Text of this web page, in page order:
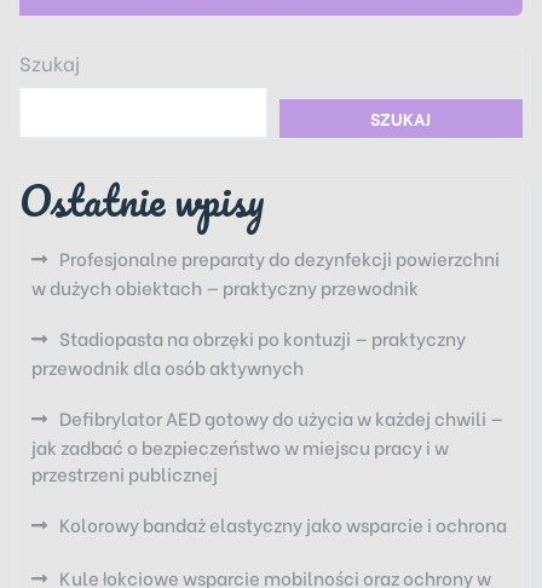
Szukaj
SZUKAJ
Ostatnie wpisy
Profesjonalne preparaty do dezynfekcji powierzchni
w dużych obiektach — praktyczny przewodnik
Stadiopasta na obrzęki po kontuzji — praktyczny
przewodnik dla osób aktywnych
Defibrylator AED gotowy do użycia w każdej chwili —
jak zadbać o bezpieczeństwo w miejscu pracy i w
przestrzeni publicznej
Kolorowy bandaż elastyczny jako wsparcie i ochrona
Kule łokciowe wsparcie mobilności oraz ochrony w